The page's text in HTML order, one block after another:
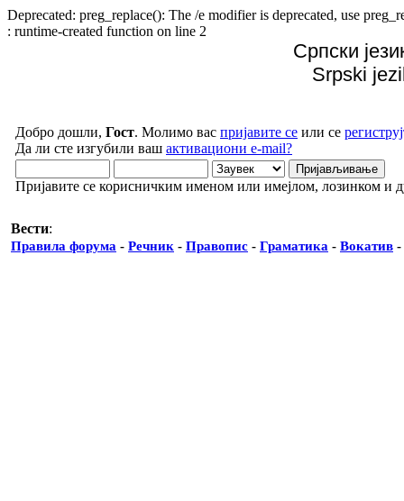
Deprecated: preg_replace(): The /e modifier is deprecated, use
: runtime-created function on line 2
Српски
Srpski
Добро дошли, Гост. Молимо вас пријавите се или се
Да ли сте изгубили ваш активациони e-mail?
Пријавите се корисничким именом или имејлом, лозинком и
Вести:
Правила форума - Речник - Правопис - Граматика - Вокатив -